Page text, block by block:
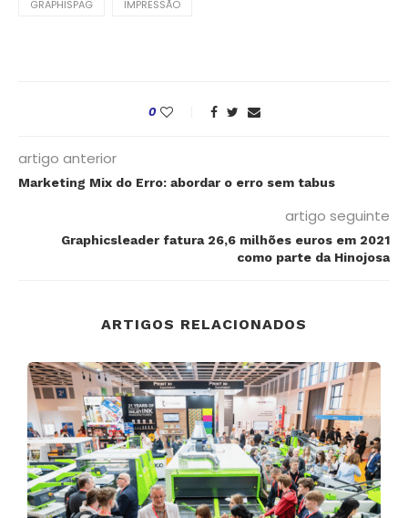
GRAPHISPAG IMPRESSÃO
0
artigo anterior
Marketing Mix do Erro: abordar o erro sem tabus
artigo seguinte
Graphicsleader fatura 26,6 milhões euros em 2021
como parte da Hinojosa
ARTIGOS RELACIONADOS